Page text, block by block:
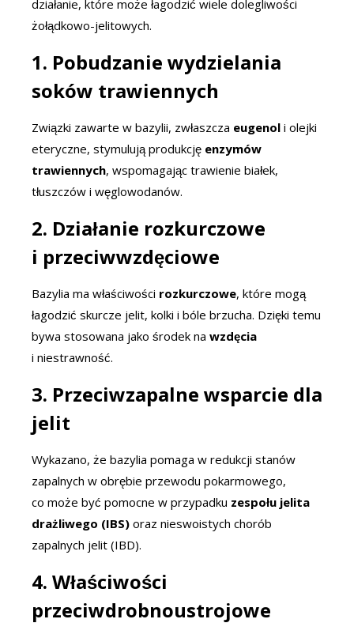
działanie, które może łagodzić wiele dolegliwości
żołądkowo-jelitowych.
1. Pobudzanie wydzielania
soków trawiennych
Związki zawarte w bazylii, zwłaszcza eugenol i olejki
eteryczne, stymulują produkcję enzymów
trawiennych, wspomagając trawienie białek,
tłuszczów i węglowodanów.
2. Działanie rozkurczowe
i przeciwwzdęciowe
Bazylia ma właściwości rozkurczowe, które mogą
łagodzić skurcze jelit, kolki i bóle brzucha. Dzięki temu
bywa stosowana jako środek na wzdęcia
i niestrawność.
3. Przeciwzapalne wsparcie dla
jelit
Wykazano, że bazylia pomaga w redukcji stanów
zapalnych w obrębie przewodu pokarmowego,
co może być pomocne w przypadku zespołu jelita
drażliwego (IBS) oraz nieswoistych chorób
zapalnych jelit (IBD).
4. Właściwości
przeciwdrobnoustrojowe